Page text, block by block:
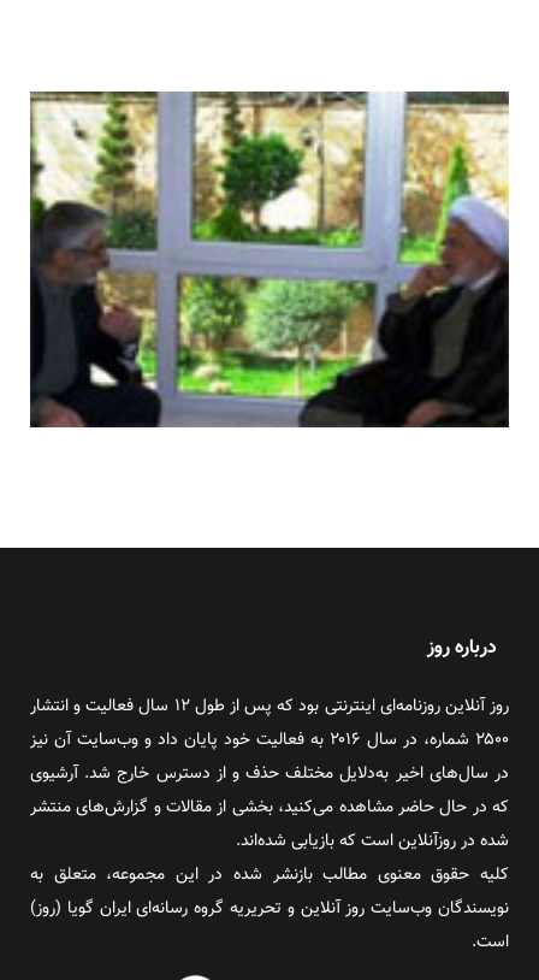
درباره روز
روز آنلاین روزنامه‌ای اینترنتی بود که پس از طول ۱۲ سال فعالیت و انتشار
۲۵۰۰ شماره، در سال ۲۰۱۶ به فعالیت خود پایان داد و وب‌سایت آن نیز
در سال‌های اخیر به‌دلایل مختلف حذف و از دسترس خارج شد. آرشیوی
که در حال حاضر مشاهده می‌کنید، بخشی از مقالات و گزارش‌های منتشر
شده در روزآنلاین است که بازیابی شده‌اند.
کلیه حقوق معنوی مطالب بازنشر شده در این مجموعه، متعلق به
نویسندگان وب‌سایت روز آنلاین و تحریریه گروه رسانه‌ای ایران گویا (روز)
است.